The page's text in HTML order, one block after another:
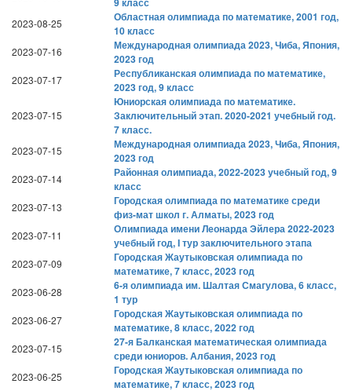
2023-08-25
Областная олимпиада по математике, 2001 год,
10 класс
2023-07-16
Международная олимпиада 2023, Чиба, Япония,
2023 год
2023-07-17
Республиканская олимпиада по математике,
2023 год, 9 класс
2023-07-15
Юниорская олимпиада по математике.
Заключительный этап. 2020-2021 учебный год.
7 класс.
2023-07-15
Международная олимпиада 2023, Чиба, Япония,
2023 год
2023-07-14
Районная олимпиада, 2022-2023 учебный год, 9
класс
2023-07-13
Городская олимпиада по математике среди
физ-мат школ г. Алматы, 2023 год
2023-07-11
Олимпиада имени Леонарда Эйлера 2022-2023
учебный год, I тур заключительного этапа
2023-07-09
Городская Жаутыковская олимпиада по
математике, 7 класс, 2023 год
2023-06-28
6-я олимпиада им. Шалтая Смагулова, 6 класс,
1 тур
2023-06-27
Городская Жаутыковская олимпиада по
математике, 8 класс, 2022 год
2023-07-15
27-я Балканская математическая олимпиада
среди юниоров. Албания, 2023 год
2023-06-25
Городская Жаутыковская олимпиада по
математике, 7 класс, 2023 год